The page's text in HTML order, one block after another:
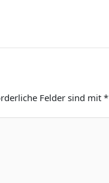
Felder sind mit*